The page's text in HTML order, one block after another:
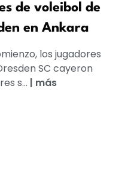
de voleibol de
en Ankara
los jugadores
SC cayeron
s... | más